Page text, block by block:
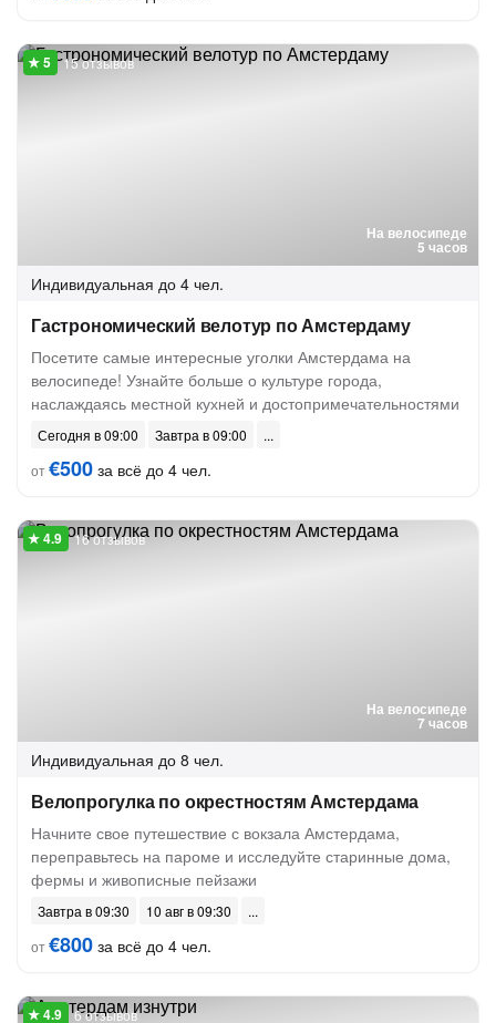
На велосипеде
5 часов
15 отзывов
Индивидуальная до 4 чел.
Гастрономический велотур по Амстердаму
Посетите самые интересные уголки Амстердама на
велосипеде! Узнайте больше о культуре города,
наслаждаясь местной кухней и достопримечательностями
Сегодня в 09:00
Завтра в 09:00
от€500 за всё до 4 чел.
На велосипеде
7 часов
16 отзывов
Индивидуальная до 8 чел.
Велопрогулка по окрестностям Амстердама
Начните свое путешествие с вокзала Амстердама,
переправьтесь на пароме и исследуйте старинные дома,
фермы и живописные пейзажи
Завтра в 09:30
10 авг в 09:30
от€800 за всё до 4 чел.
6 отзывов